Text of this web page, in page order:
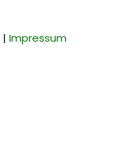
| Impressum